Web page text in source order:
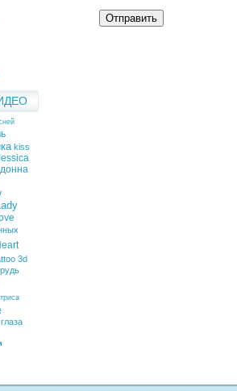
kiss
3d
Отправить